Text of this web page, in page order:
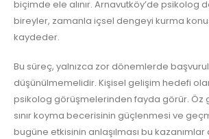
biçimde ele alınır. Arnavutköy’de psikolog
bireyler, zamanla içsel dengeyi kurma
kaydeder.
Bu süreç, yalnızca zor dönemlerde
düşünülmemelidir. Kişisel gelişim hedefi
psikolog görüşmelerinden fayda görür. Öz
sınır koyma becerisinin güçlenmesi ve
bugüne etkisinin anlaşılması bu kazanımlar